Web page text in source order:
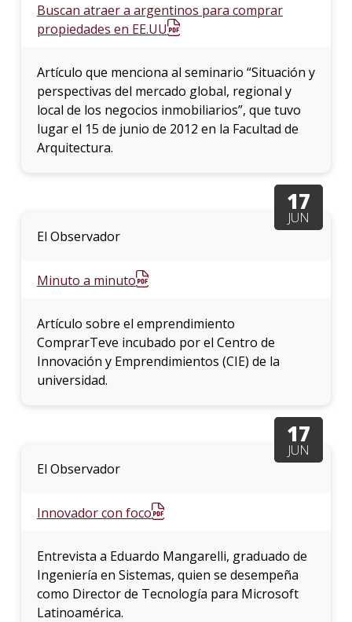
Buscan atraer a argentinos para comprar
propiedades en EE.UU
Artículo que menciona al seminario “Situación y
perspectivas del mercado global, regional y
local de los negocios inmobiliarios”, que tuvo
lugar el 15 de junio de 2012 en la Facultad de
Arquitectura.
17
JUN
El Observador
Minuto a minuto
Artículo sobre el emprendimiento
ComprarTeve incubado por el Centro de
Innovación y Emprendimientos (CIE) de la
universidad.
17
JUN
El Observador
Innovador con foco
Entrevista a Eduardo Mangarelli, graduado de
Ingeniería en Sistemas, quien se desempeña
como Director de Tecnología para Microsoft
Latinoamérica.